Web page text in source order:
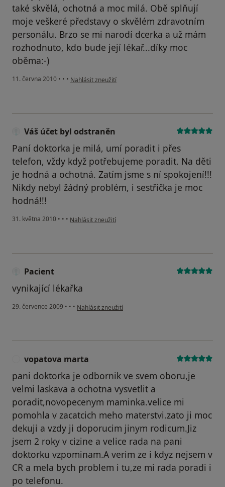
také skvělá, ochotná a moc milá. Obě splňují
moje veškeré představy o skvělém zdravotním
personálu. Brzo se mi narodí dcerka a už mám
rozhodnuto, kdo bude její lékař...díky moc
oběma:-)
11. června 2010 • • • podle názoru uživatele Váš účet byl odstraněn
Nahlásit zneužití
Váš účet byl odstraněn
Paní doktorka je milá, umí poradit i přes
telefon, vždy když potřebujeme poradit. Na děti
je hodná a ochotná. Zatím jsme s ní spokojení!!!
Nikdy nebyl žádný problém, i sestřička je moc
hodná!!!
31. května 2010 • • • podle názoru uživatele Váš účet byl odstraněn
Nahlásit zneužití
Pacient
vynikající lékařka
29. července 2009 • • • podle názoru uživatele Pacient
Nahlásit zneužití
vopatova marta
pani doktorka je odbornik ve svem oboru,je
velmi laskava a ochotna vysvetlit a
poradit,novopecenym maminka.velice mi
pomohla v zacatcich meho materstvi.zato ji moc
dekuji a vzdy ji doporucim jinym rodicum.Jiz
jsem 2 roky v cizine a velice rada na pani
doktorku vzpominam.A verim ze i kdyz nejsem v
CR a mela bych problem i tu,ze mi rada poradi i
po telefonu.